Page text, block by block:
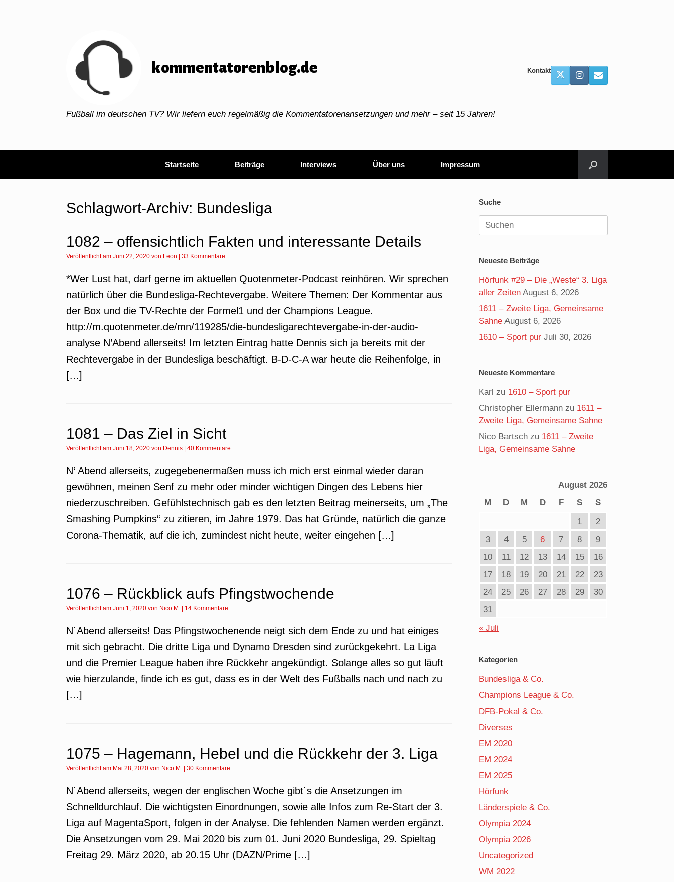
kommentatorenblog.de
Fußball im deutschen TV? Wir liefern euch regelmäßig die Kommentatorenansetzungen und mehr – seit 15 Jahren!
Kontakt
Startseite Beiträge Interviews Über uns Impressum
Schlagwort-Archiv: Bundesliga
1082 – offensichtlich Fakten und interessante Details
Veröffentlicht am Juni 22, 2020 von Leon 33 Kommentare
*Wer Lust hat, darf gerne im aktuellen Quotenmeter-Podcast reinhören. Wir sprechen
natürlich über die Bundesliga-Rechtevergabe. Weitere Themen: Der Kommentar aus
der Box und die TV-Rechte der Formel1 und der Champions League.
http://m.quotenmeter.de/mn/119285/die-bundesligarechtevergabe-in-der-audio-
analyse N’Abend allerseits! Im letzten Eintrag hatte Dennis sich ja bereits mit der
Rechtevergabe in der Bundesliga beschäftigt. B-D-C-A war heute die Reihenfolge, in
[…]
1081 – Das Ziel in Sicht
Veröffentlicht am Juni 18, 2020 von Dennis 40 Kommentare
N‘ Abend allerseits, zugegebenermaßen muss ich mich erst einmal wieder daran
gewöhnen, meinen Senf zu mehr oder minder wichtigen Dingen des Lebens hier
niederzuschreiben. Gefühlstechnisch gab es den letzten Beitrag meinerseits, um „The
Smashing Pumpkins“ zu zitieren, im Jahre 1979. Das hat Gründe, natürlich die ganze
Corona-Thematik, auf die ich, zumindest nicht heute, weiter eingehen […]
1076 – Rückblick aufs Pfingstwochende
Veröffentlicht am Juni 1, 2020 von Nico M. 14 Kommentare
N´Abend allerseits! Das Pfingstwochenende neigt sich dem Ende zu und hat einiges
mit sich gebracht. Die dritte Liga und Dynamo Dresden sind zurückgekehrt. La Liga
und die Premier League haben ihre Rückkehr angekündigt. Solange alles so gut läuft
wie hierzulande, finde ich es gut, dass es in der Welt des Fußballs nach und nach zu
[…]
1075 – Hagemann, Hebel und die Rückkehr der 3. Liga
Veröffentlicht am Mai 28, 2020 von Nico M. 30 Kommentare
N´Abend allerseits, wegen der englischen Woche gibt´s die Ansetzungen im
Schnelldurchlauf. Die wichtigsten Einordnungen, sowie alle Infos zum Re-Start der 3.
Liga auf MagentaSport, folgen in der Analyse. Die fehlenden Namen werden ergänzt.
Die Ansetzungen vom 29. Mai 2020 bis zum 01. Juni 2020 Bundesliga, 29. Spieltag
Freitag 29. März 2020, ab 20.15 Uhr (DAZN/Prime […]
Suche
Suchen
nach:
Neueste Beiträge
Hörfunk #29 – Die „Weste“ 3. Liga
aller Zeiten August 6, 2026
1611 – Zweite Liga, Gemeinsame
Sahne August 6, 2026
1610 – Sport pur Juli 30, 2026
Neueste Kommentare
Karl zu 1610 – Sport pur
Christopher Ellermann zu 1611 –
Zweite Liga, Gemeinsame Sahne
Nico Bartsch zu 1611 – Zweite
Liga, Gemeinsame Sahne
August 2026
M
D M D F S
S
1
2
3
4 5 6 7 8
9
10
11 12 13 14 15
16
17
18 19 20 21 22
23
24
25 26 27 28 29
30
31
« Juli
Kategorien
Bundesliga & Co.
Champions League & Co.
DFB-Pokal & Co.
Diverses
EM 2020
EM 2024
EM 2025
Hörfunk
Länderspiele & Co.
Olympia 2024
Olympia 2026
Uncategorized
WM 2022